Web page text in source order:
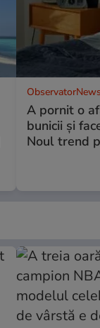
A pornit o
bunicii şi
Noul trend